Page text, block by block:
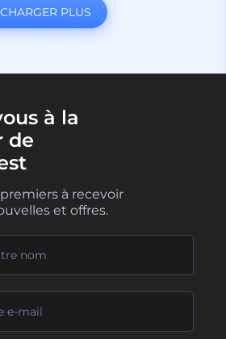
CHARGER PLUS
à la
de
à recevoir
et offres.